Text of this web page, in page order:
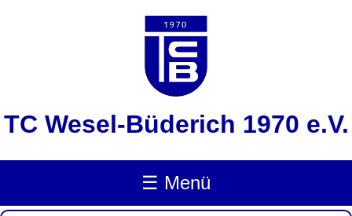
TC Wesel-Büderich 1970 e.V.
☰ Menü